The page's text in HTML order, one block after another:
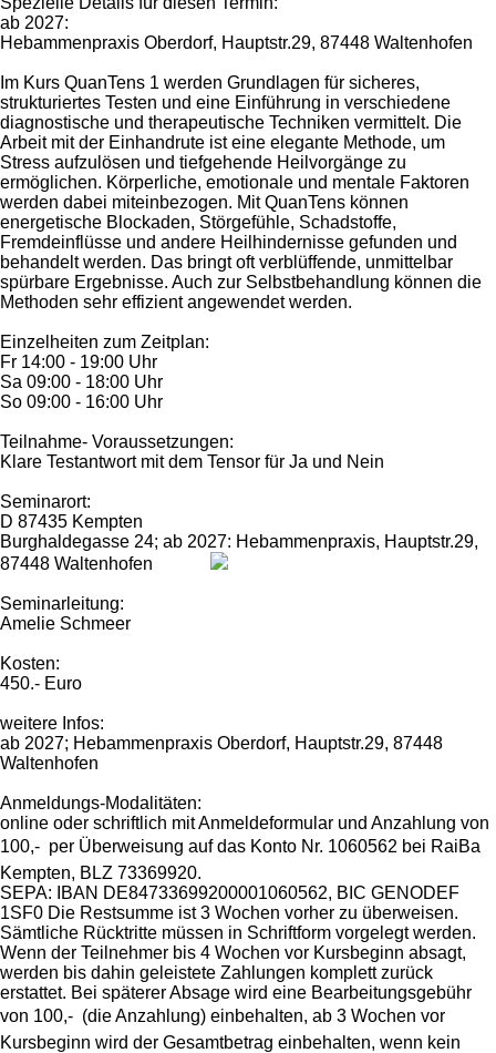
ab 2027:
Hebammenpraxis Oberdorf, Hauptstr.29, 87448 Waltenhofen
Im Kurs QuanTens 1 werden Grundlagen für sicheres,
strukturiertes Testen und eine Einführung in verschiedene
diagnostische und therapeutische Techniken vermittelt. Die
Arbeit mit der Einhandrute ist eine elegante Methode, um
Stress aufzulösen und tiefgehende Heilvorgänge zu
ermöglichen. Körperliche, emotionale und mentale Faktoren
werden dabei miteinbezogen. Mit QuanTens können
energetische Blockaden, Störgefühle, Schadstoffe,
Fremdeinflüsse und andere Heilhindernisse gefunden und
behandelt werden. Das bringt oft verblüffende, unmittelbar
spürbare Ergebnisse. Auch zur Selbstbehandlung können die
Methoden sehr effizient angewendet werden.
Einzelheiten zum Zeitplan:
Fr 14:00 - 19:00 Uhr
Sa 09:00 - 18:00 Uhr
So 09:00 - 16:00 Uhr
Teilnahme- Voraussetzungen:
Klare Testantwort mit dem Tensor für Ja und Nein
Seminarort:
D 87435 Kempten
Burghaldegasse 24; ab 2027: Hebammenpraxis, Hauptstr.29,
87448 Waltenhofen
Seminarleitung:
Amelie Schmeer
Kosten:
450.- Euro
weitere Infos:
ab 2027; Hebammenpraxis Oberdorf, Hauptstr.29, 87448
Waltenhofen
Anmeldungs-Modalitäten:
online oder schriftlich mit Anmeldeformular und Anzahlung von
100,-  per Überweisung auf das Konto Nr. 1060562 bei RaiBa
Kempten, BLZ 73369920.
SEPA: IBAN DE84733699200001060562, BIC GENODEF
1SF0 Die Restsumme ist 3 Wochen vorher zu überweisen.
Sämtliche Rücktritte müssen in Schriftform vorgelegt werden.
Wenn der Teilnehmer bis 4 Wochen vor Kursbeginn absagt,
werden bis dahin geleistete Zahlungen komplett zurück
erstattet. Bei späterer Absage wird eine Bearbeitungsgebühr
von 100,-  (die Anzahlung) einbehalten, ab 3 Wochen vor
Kursbeginn wird der Gesamtbetrag einbehalten, wenn kein